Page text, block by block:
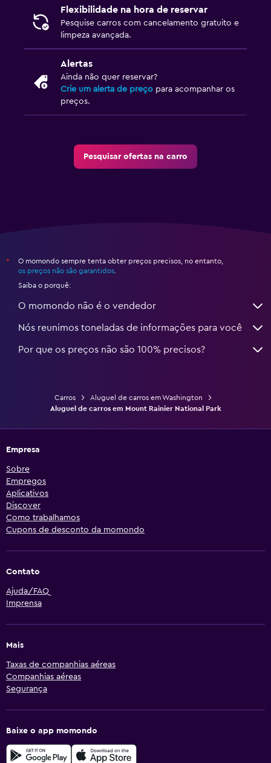
Flexibilidade na hora de reservar
Pesquise carros com cancelamento gratuito e
limpeza avançada.
Alertas
Ainda não quer reservar?
Crie um alerta de preço para acompanhar os
preços.
Pesquisar ofertas na carro
*
O momondo sempre tenta obter preços precisos, no entanto,
os preços não são garantidos.
Saiba o porquê:
O momondo não é o vendedor
Nós reunimos toneladas de informações para você
Por que os preços não são 100% precisos?
Carros
Aluguel de carros em Washington
Aluguel de carros em Mount Rainier National Park
Empresa
Sobre
Empregos
Aplicativos
Discover
Como trabalhamos
Cupons de desconto da momondo
Contato
Ajuda/FAQ
Imprensa
Mais
Taxas de companhias aéreas
Companhias aéreas
Segurança
Baixe o app momondo